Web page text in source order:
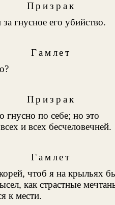
Призрак
гнусное его убийство.
Гамлет
Призрак
гнусно по себе; но это
и всех бесчеловечней.
Гамлет
чтоб я на крыльях
как страстные
к мести.